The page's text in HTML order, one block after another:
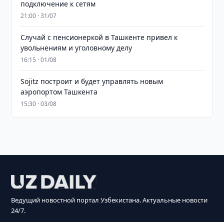
подключение к сетям
21:00 · 31/07
Случай с пенсионеркой в Ташкенте привел к
увольнениям и уголовному делу
16:15 · 01/08
Sojitz построит и будет управлять новым
аэропортом Ташкента
15:30 · 03/08
Ведущий новостной портал Узбекистана. Актуальные новости
24/7.